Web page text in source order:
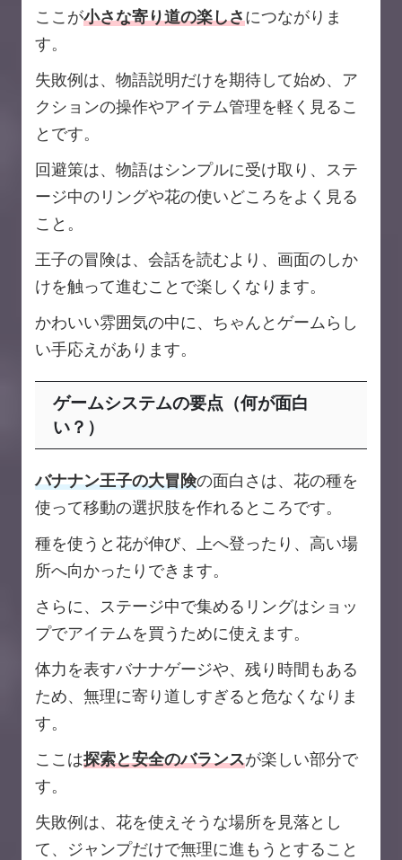
ここが小さな寄り道の楽しさにつながりま
す。
失敗例は、物語説明だけを期待して始め、ア
クションの操作やアイテム管理を軽く見るこ
とです。
回避策は、物語はシンプルに受け取り、ステ
ージ中のリングや花の使いどころをよく見る
こと。
王子の冒険は、会話を読むより、画面のしか
けを触って進むことで楽しくなります。
かわいい雰囲気の中に、ちゃんとゲームらし
い手応えがあります。
ゲームシステムの要点（何が面白
い？）
バナナン王子の大冒険の面白さは、花の種を
使って移動の選択肢を作れるところです。
種を使うと花が伸び、上へ登ったり、高い場
所へ向かったりできます。
さらに、ステージ中で集めるリングはショッ
プでアイテムを買うために使えます。
体力を表すバナナゲージや、残り時間もある
ため、無理に寄り道しすぎると危なくなりま
す。
ここは探索と安全のバランスが楽しい部分で
す。
失敗例は、花を使えそうな場所を見落とし
て、ジャンプだけで無理に進もうとすること